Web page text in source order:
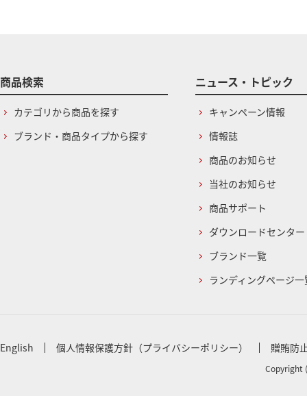
商品検索
カテゴリから商品を探す
ブランド・商品タイプから探す
ニュース・トピック
キャンペーン情報
情報誌
商品のお知らせ
当社のお知らせ
商品サポート
ダウンロードセンター
ブランド一覧
ランディングページ一
English 個人情報保護方針（プライバシーポリシー） 贈賄防
Copyright